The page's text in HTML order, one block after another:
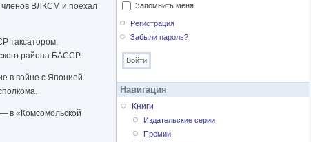
членов ВЛКСМ и поехал
таксатором,
района БАССР.
в войне с Японией.
в «Комсомольской
Запомнить меня
Регистрация
Забыли пароль?
Навигация
Книги
Издательские серии
Премии